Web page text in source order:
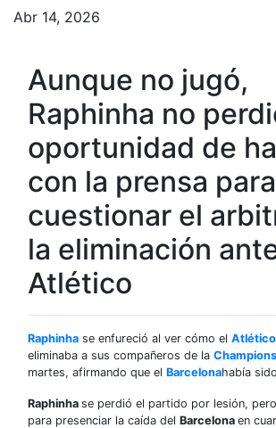
Abr 14, 2026
Aunque no jugó,
Raphinha no
oportunidad de
con la prensa para
cuestionar el
la eliminación
Atlético
Raphinha se enfureció al ver cómo el
eliminaba a sus compañeros de la
martes, afirmando que el Barcelonahabía sido
Raphinha se perdió el partido por lesión,
para presenciar la caída del Barcelona en